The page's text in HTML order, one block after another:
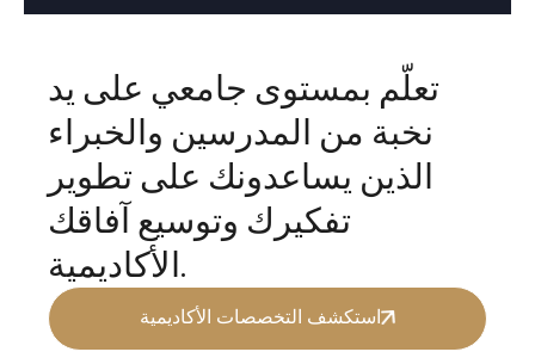
تعلّم بمستوى جامعي على يد
نخبة من المدرسين والخبراء
الذين يساعدونك على تطوير
تفكيرك وتوسيع آفاقك
الأكاديمية.
استكشف التخصصات الأكاديمية